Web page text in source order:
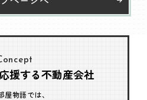
援する不動産会社
屋物語では、